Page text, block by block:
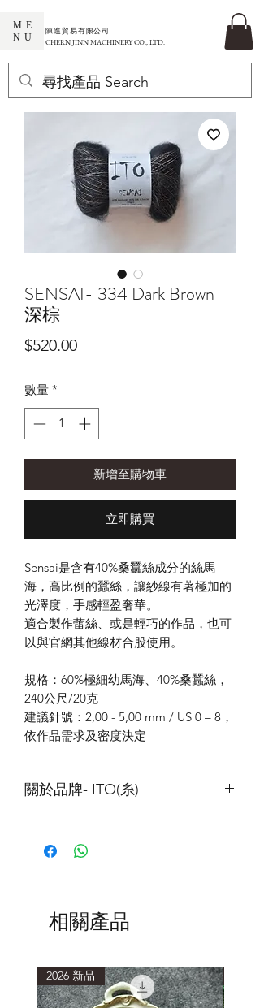
ME
NU
​陳進貿易有限公司
CHERN JINN MACHINERY CO., LTD.
SENSAI- 334 Dark Brown
深棕
$520.00價
數量 *
新增至購物車
立即購買
Sensai是含有40%桑蠶絲成分的絲馬
海，高比例的蠶絲，讓紗線有著極加的
光澤度，手感輕盈奢華。
適合製作蕾絲、或是輕巧的作品，也可
以與官網其他線材合股使用。
規格： 60%極細幼馬海、 40%桑蠶絲，
240公尺 /20克
建議針號： 2,00 - 5,00 mm / US 0 – 8 ，
依作品需求及密度決定
關於品牌- ITO(糸)
透過合股，打造屬於自己風格的紗線
為出發點，這點與我們成立編織工作室
非常重視旗下紗線本身的風格、手
感與品質。他們的用料講究，販售的線
料，在日本製作。
相關產品
2026 新品